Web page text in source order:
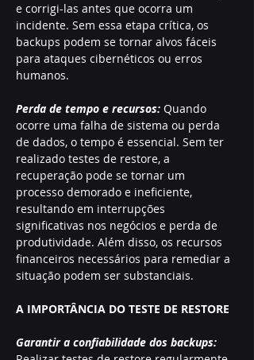
e corrigi-las antes que ocorra um
incidente. Sem essa etapa crítica, os
backups podem se tornar alvos fáceis
para ataques cibernéticos ou erros
humanos.
Perda de tempo e recursos: Quando
ocorre uma falha de sistema ou perda
de dados, o tempo é essencial. Sem ter
realizado testes de restore, a
recuperação pode se tornar um
processo demorado e ineficiente,
resultando em interrupções
significativas nos negócios e perda de
produtividade. Além disso, os recursos
financeiros necessários para remediar a
situação podem ser substanciais.
A IMPORTÂNCIA DO TESTE DE RESTORE
Garantir a confiabilidade dos backups: